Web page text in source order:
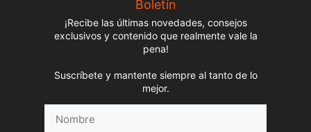
Boletín
¡Recibe las últimas novedades, consejos
exclusivos y contenido que realmente vale la
pena!
Suscríbete y mantente siempre al tanto de lo
mejor.